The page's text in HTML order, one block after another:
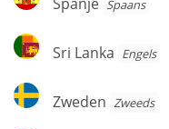
Spaans
Sri
Lanka
Sri Lanka Engels
Zweden
Zweden Zweeds